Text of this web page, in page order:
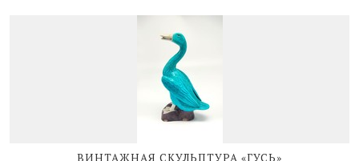
ВИНТАЖНАЯ СКУЛЬПТУРА «ГУСЬ»